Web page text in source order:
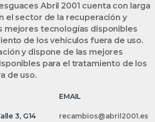
Abril 2001 cuenta con larga
el sector de la recuperación y
mejores tecnologías disponibles
de los vehículos fuera de uso.
y dispone de las mejores
para el tratamiento de los
de uso.
EMAIL
3, G14
recambios@abril2001.es